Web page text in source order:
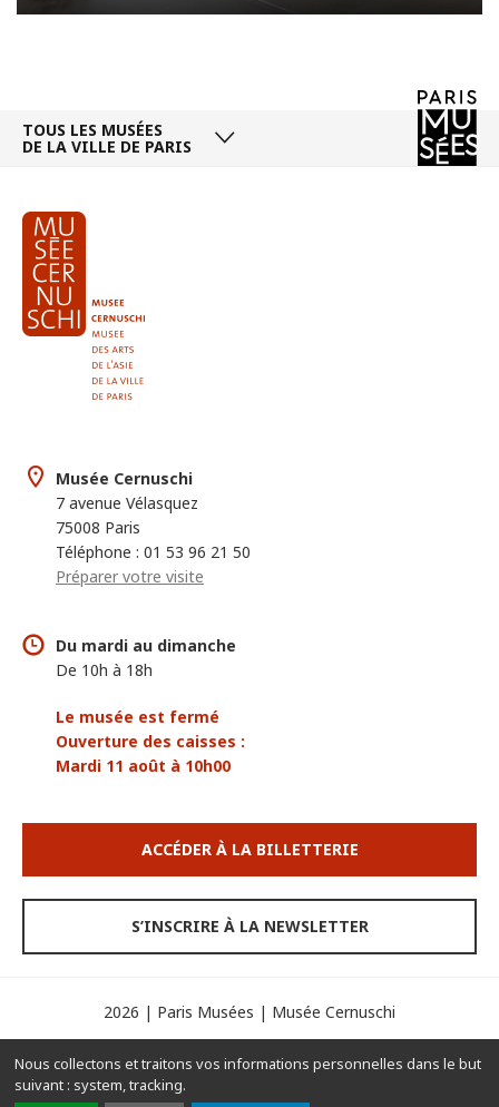
Nous collectons et traitons vos informations personnelles dans le but
suivant : system, tracking.
TOUS LES MUSÉES
DE LA VILLE DE PARIS
Musée Cernuschi
7 avenue Vélasquez
75008 Paris
Téléphone : 01 53 96 21 50
Préparer votre visite
Du mardi au dimanche
De 10h à 18h
Le musée est fermé
Ouverture des caisses :
Mardi 11 août à 10h00
ACCÉDER À LA BILLETTERIE
S’INSCRIRE À LA NEWSLETTER
2026 | Paris Musées | Musée Cernuschi
Contacts
Gérer les cookies